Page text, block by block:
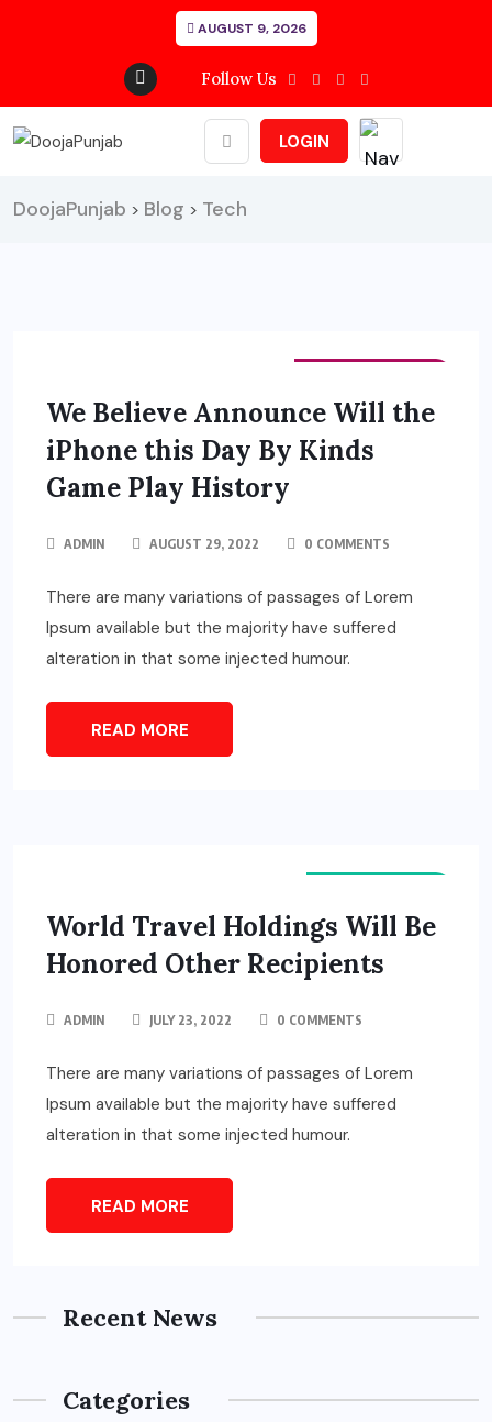
AUGUST 9, 2026
Follow Us
LOGIN
DoojaPunjab > Blog > Tech
We Believe Announce Will the
iPhone this Day By Kinds
Game Play History
ADMIN AUGUST 29, 2022 0 COMMENTS
There are many variations of passages of Lorem
Ipsum available but the majority have suffered
alteration in that some injected humour.
READ MORE
World Travel Holdings Will Be
Honored Other Recipients
ADMIN JULY 23, 2022 0 COMMENTS
There are many variations of passages of Lorem
Ipsum available but the majority have suffered
alteration in that some injected humour.
READ MORE
Recent News
Categories